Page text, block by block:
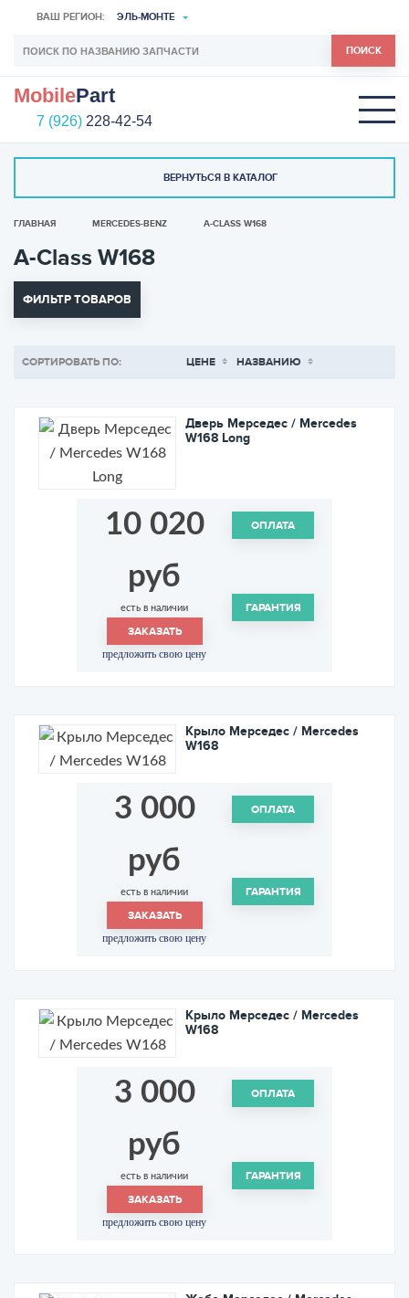
ВАШ РЕГИОН: ЭЛЬ-МОНТЕ
ПОИСК
MobilePart
7 (926) 228-42-54
ВЕРНУТЬСЯ В КАТАЛОГ
ГЛАВНАЯ MERCEDES-BENZ A-CLASS W168
A-Class W168
ФИЛЬТР ТОВАРОВ
СОРТИРОВАТЬ ПО: ЦЕНЕ НАЗВАНИЮ
Дверь Мерседес / Mercedes
W168 Long
10 020
руб
есть в наличии
ЗАКАЗАТЬ
предложить свою цену
ОПЛАТА
ГАРАНТИЯ
Крыло Мерседес / Mercedes
W168
3 000
руб
есть в наличии
ЗАКАЗАТЬ
предложить свою цену
ОПЛАТА
ГАРАНТИЯ
Крыло Мерседес / Mercedes
W168
3 000
руб
есть в наличии
ЗАКАЗАТЬ
предложить свою цену
ОПЛАТА
ГАРАНТИЯ